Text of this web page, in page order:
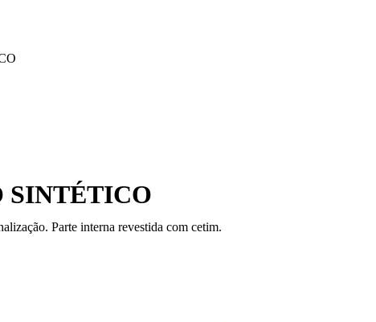
SINTÉTICO
Parte interna revestida com cetim.